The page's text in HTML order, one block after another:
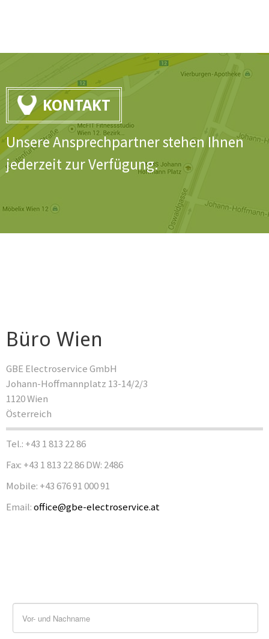
KONTAKT
Unsere Ansprechpartner stehen Ihnen
jederzeit zur Verfügung.
Büro Wien
GBE Electroservice GmbH
Johann-Hoffmannplatz 13-14/2/3
1120 Wien
Österreich
Tel.: +43 1 813 22 86
Fax: +43 1 813 22 86 DW: 2486
Mobile: +43 676 91 000 91
Email:office@gbe-electroservice.at